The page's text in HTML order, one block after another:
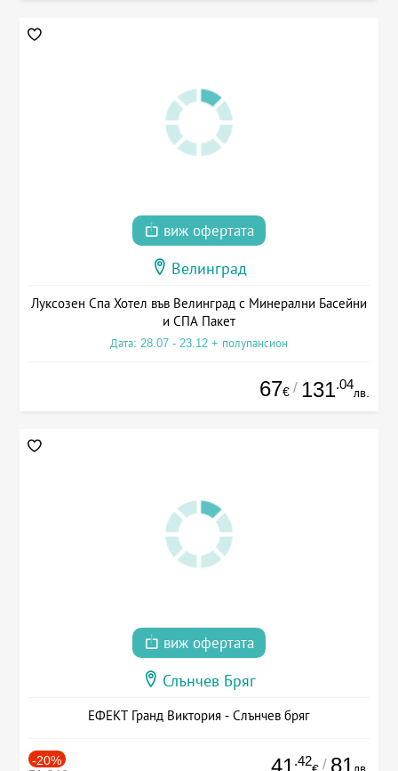
виж офертата
Велинград
Луксозен Спа Хотел във Велинград с Минерални Басейни
и СПА Пакет
Дата: 28.07 - 23.12 + полупансион
67€ / 131.04
лв.
виж офертата
Слънчев Бряг
ЕФЕКТ Гранд Виктория - Слънчев бряг
-20% 41 .42 / 81